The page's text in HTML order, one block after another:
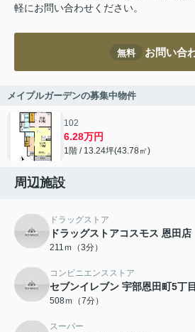
軽にお問い合わせください。
無料 お問い合
メイプルガーデンの募集中物件
102
6.28万円
1階 / 13.24坪(43.78㎡)
周辺施設
ドラッグストア
ドラッグストアコスモス 恩田店
211ｍ（3分）
コンビニエンスストア
セブンイレブン 宇部恩田町5丁
508ｍ（7分）
スーパー